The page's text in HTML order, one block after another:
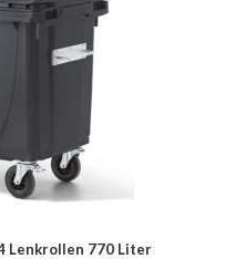
Lenkrollen 770 Liter